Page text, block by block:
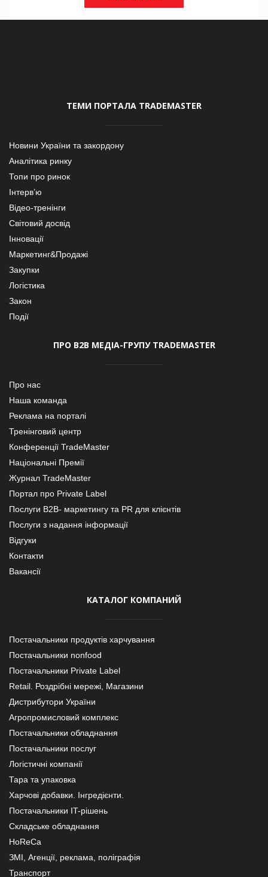
ТЕМИ ПОРТАЛА TRADEMASTER
Новини України та закордону
Аналітика ринку
Топи про ринок
Інтерв’ю
Відео-тренінги
Світовий досвід
Інновації
Маркетинг&Продажі
Закупки
Логістика
Закон
Події
ПРО В2В МЕДІА-ГРУПУ TRADEMASTER
Про нас
Наша команда
Реклама на порталі
Тренінговий центр
Конференції TradeMaster
Національні Премії
Журнал TradeMaster
Портал про Private Label
Послуги В2В- маркетингу та PR для клієнтів
Послуги з надання інформації
Відгуки
Контакти
Вакансії
КАТАЛОГ КОМПАНИЙ
Постачальники продуктів харчування
Постачальники nonfood
Постачальники Private Label
Retail. Роздрібні мережі, Магазини
Дистрибутори України
Агропромисловий комплекс
Постачальники обладнання
Постачальники послуг
Логістичні компанії
Тара та упаковка
Харчові добавки. Інгредієнти.
Постачальники IT-рішень
Складське обладнання
HoReCa
ЗМІ, Агенції, реклама, поліграфія
Транспорт